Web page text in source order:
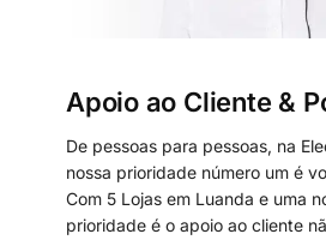
Apoio ao Cliente &
De pessoas para pessoas, na
nossa prioridade número um é
Com 5 Lojas em Luanda e uma
prioridade é o apoio ao cliente